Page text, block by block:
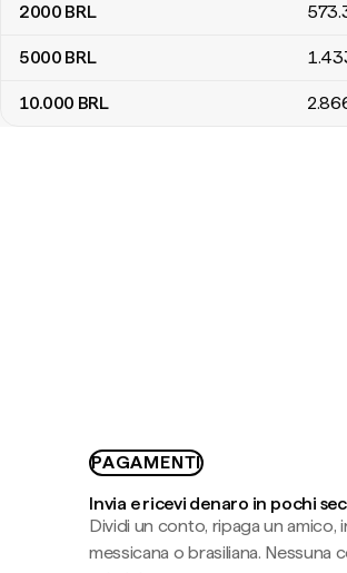
2000 BRL
5000 BRL
10.000 BRL
PAGAMENTI
Invia e ricevi denaro in pochi
Dividi un conto, ripaga un amico,
messicana o brasiliana. Nessuna